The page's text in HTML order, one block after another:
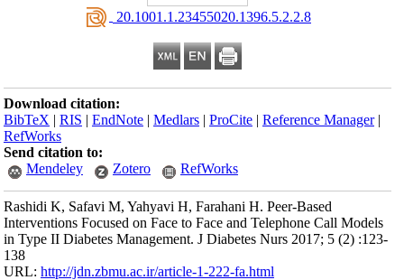
‎ 20.1001.1.23455020.1396.5.2.2.8
Download citation:
BibTeX |RIS |EndNote |Medlars |ProCite |Reference Manager
RefWorks
Send citation to:
Mendeley
Zotero RefWorks
Rashidi K, Safavi M, Yahyavi H, Farahani H. Peer-Based
Interventions Focused on Face to Face and Telephone Call Models
in Type II Diabetes Management. J Diabetes Nurs 2017; 5 (2) :123-
138
URL:http://jdn.zbmu.ac.ir/article-1-222-fa.html